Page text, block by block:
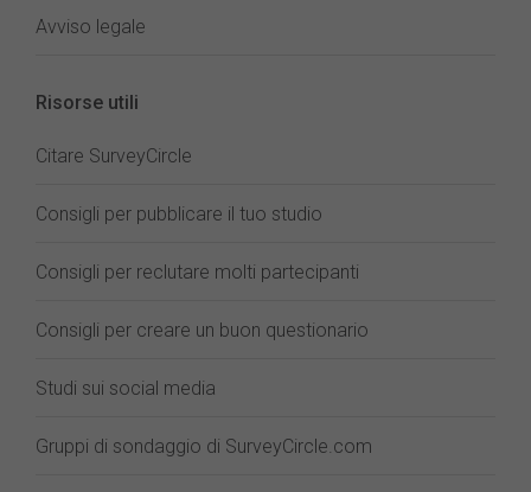
Avviso legale
Risorse utili
Citare SurveyCircle
Consigli per pubblicare il tuo studio
Consigli per reclutare molti partecipanti
Consigli per creare un buon questionario
Studi sui social media
Gruppi di sondaggio di SurveyCircle.com